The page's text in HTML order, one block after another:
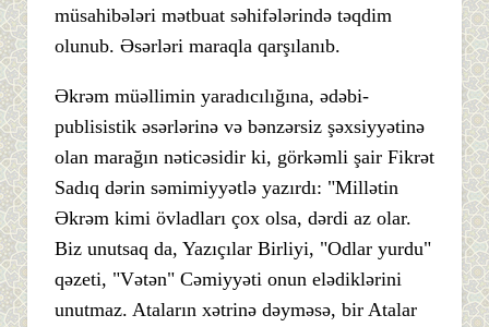
müsahibələri mətbuat səhifələrində təqdim
olunub. Əsərləri maraqla qarşılanıb.
Əkrəm müəllimin yaradıcılığına, ədəbi-
publisistik əsərlərinə və bənzərsiz şəxsiyyətinə
olan marağın nəticəsidir ki, görkəmli şair Fikrət
Sadıq dərin səmimiyyətlə yazırdı: "Millətin
Əkrəm kimi övladları çox olsa, dərdi az olar.
Biz unutsaq da, Yazıçılar Birliyi, "Odlar yurdu"
qəzeti, "Vətən" Cəmiyyəti onun elədiklərini
unutmaz. Ataların xətrinə dəyməsə, bir Atalar